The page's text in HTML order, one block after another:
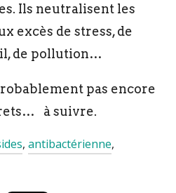
Ils neutralisent les
excès de stress, de
de pollution…
pas encore
à suivre.
, antibactérienne,